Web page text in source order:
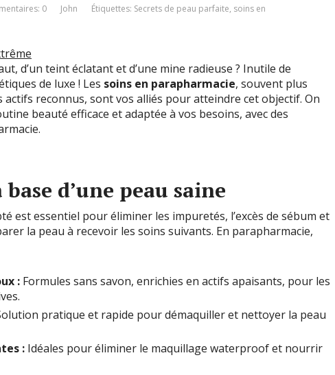
0 John Étiquettes: Secrets de peau parfaite, soins en
d’un teint éclatant et d’une mine radieuse ? Inutile de
de luxe ! Les soins en parapharmacie, souvent plus
actifs reconnus, sont vos alliés pour atteindre cet objectif. On
beauté efficace et adaptée à vos besoins, avec des
d’une peau saine
est essentiel pour éliminer les impuretés, l’excès de sébum et
la peau à recevoir les soins suivants. En parapharmacie,
: Formules sans savon, enrichies en actifs apaisants, pour les
pratique et rapide pour démaquiller et nettoyer la peau
: Idéales pour éliminer le maquillage waterproof et nourrir